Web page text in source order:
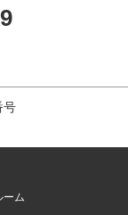
号
ーム